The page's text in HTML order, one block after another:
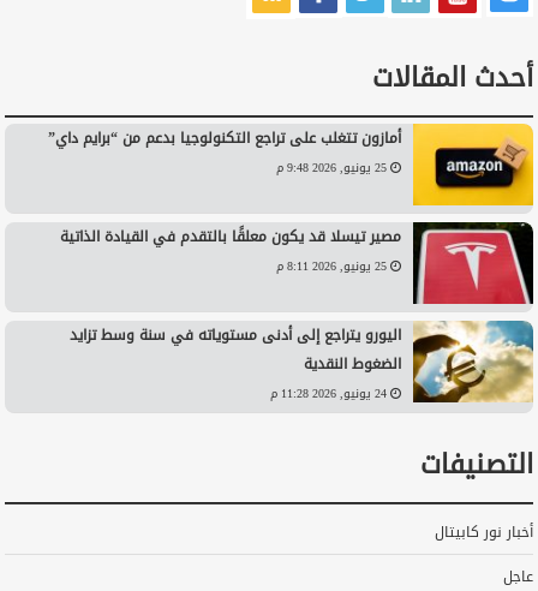
أحدث المقالات
أمازون تتغلب على تراجع التكنولوجيا بدعم من “برايم داي”
25 يونيو, 2026 9:48 م
مصير تيسلا قد يكون معلقًا بالتقدم في القيادة الذاتية
25 يونيو, 2026 8:11 م
اليورو يتراجع إلى أدنى مستوياته في سنة وسط تزايد
الضغوط النقدية
24 يونيو, 2026 11:28 م
التصنيفات
أخبار نور كابيتال
عاجل